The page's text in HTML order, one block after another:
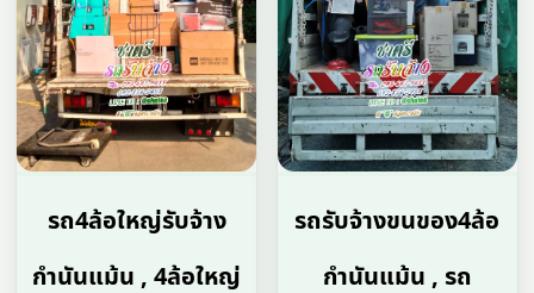
รถ4ล้อใหญ่รับจ้าง
กำนันแม้น , 4ล้อใหญ่
รถรับจ้างขนของ4ล้อ
กำนันแม้น , รถ